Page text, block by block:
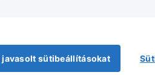
kiemelt
javasolt sütibeállításokat